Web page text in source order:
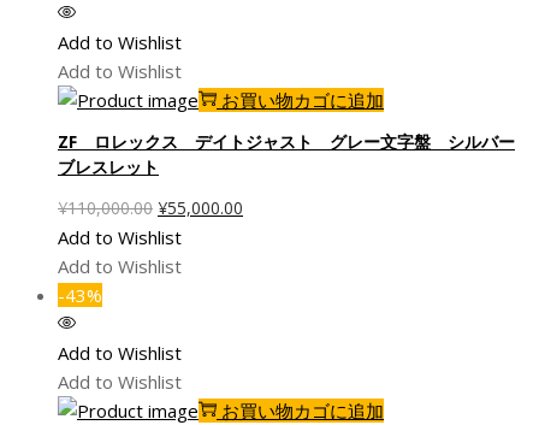
¥134,000.00
で
し
で
Add to Wishlist
Add to Wishlist
お買い物カゴに追加
ZF ロレックス デイトジャスト グレー文字盤 シルバー
ブレスレット
¥110,000.00 元
の
価
¥110,000.00
で
し
¥55,000.00
で
Add to Wishlist
Add to Wishlist
-43%
Add to Wishlist
Add to Wishlist
お買い物カゴに追加